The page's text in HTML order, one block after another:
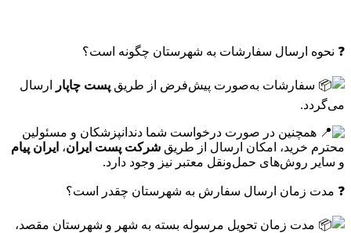
❓ نحوه ارسال سفارشات به شهرستان چگونه است؟
سفارشات به‌صورت پیش‌فرض از طریق پست چاپار
ارسال
می‌گردد.
همچنین در صورت درخواست شما دندانپزشکان و مسئولین
محترم خرید، امکان ارسال از طریق شرکت پست ایران، ایران پیام
و سایر روش‌های حمل‌ونقل معتبر نیز وجود دارد.
❓ مدت زمان ارسال سفارش به شهرستان چقدر است؟
مدت زمان تحویل مرسوله بسته به شهر و شهرستان مقصد،